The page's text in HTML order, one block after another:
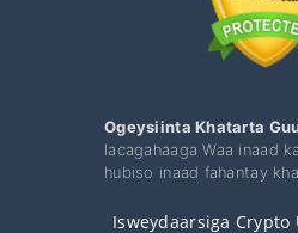
Ogeysiinta Khatarta
lacagahaaga Waa inaad
hubiso inaad fahantay
Isweydaarsiga Crypto